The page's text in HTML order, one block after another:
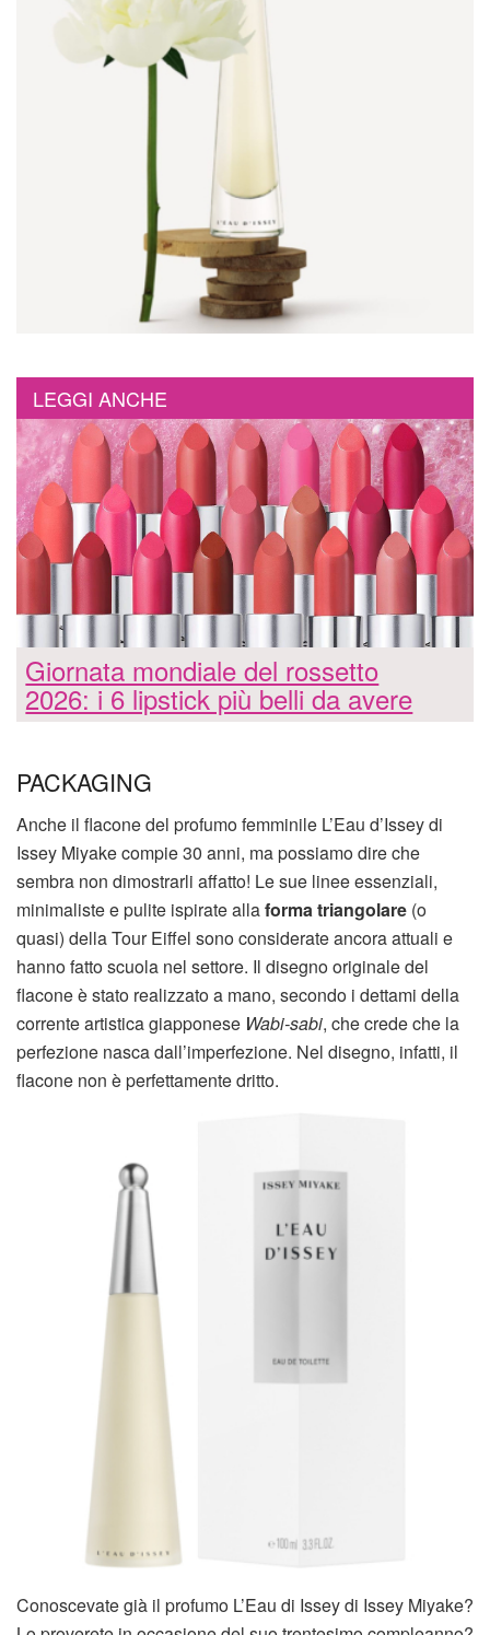
LEGGI ANCHE
Giornata mondiale del rossetto
2026: i 6 lipstick più belli da avere
PACKAGING
Anche il flacone del profumo femminile L’Eau d’Issey di
Issey Miyake compie 30 anni, ma possiamo dire che
sembra non dimostrarli affatto! Le sue linee essenziali,
minimaliste e pulite ispirate allaforma triangolare (o
quasi) della Tour Eiffel sono considerate ancora attuali e
hanno fatto scuola nel settore. Il disegno originale del
flacone è stato realizzato a mano, secondo i dettami della
corrente artistica giapponese Wabi-sabi, che crede che la
perfezione nasca dall’imperfezione. Nel disegno, infatti, il
flacone non è perfettamente dritto.
Conoscevate già il profumo L’Eau di Issey di Issey Miyake?